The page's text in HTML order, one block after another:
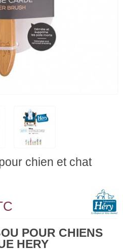
chien et chat
POUR CHIENS
HERY